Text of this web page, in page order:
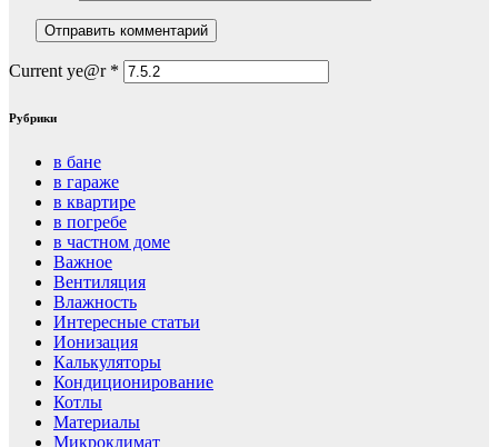
Current ye@r *
Рубрики
в бане
в гараже
в квартире
в погребе
в частном доме
Важное
Вентиляция
Влажность
Интересные статьи
Ионизация
Калькуляторы
Кондиционирование
Котлы
Материалы
Микроклимат